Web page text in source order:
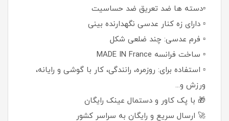
▫️دسته ها ضد تعریق ضد حساسیت
▫️ دارای زه کنار عدسی نگهدارنده بینی
▫️ فرم عدسی: چند ضلعی شکل
▫️ ساخت فرانسه MADE IN France
▫️ استفاده برای: روزمره، رانندگی، کار با گوشی و رایانه،
ورزش و...
🎁 با پک کاور و دستمال عینک رایگان
🚀 ارسال سریع و رایگان به سراسر کشور